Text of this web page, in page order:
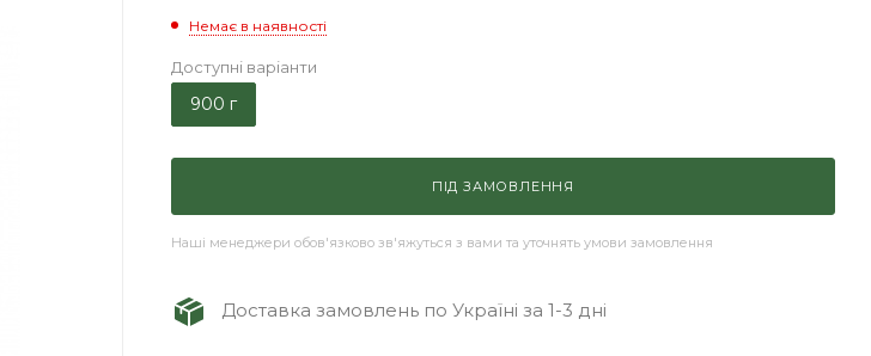
Немає в наявності
Доступні варіанти
900 г
ПІД ЗАМОВЛЕННЯ
Наші менеджери обов'язково зв'яжуться з вами та уточнять умови замовлення
Доставка замовлень по Україні за 1-3 дні